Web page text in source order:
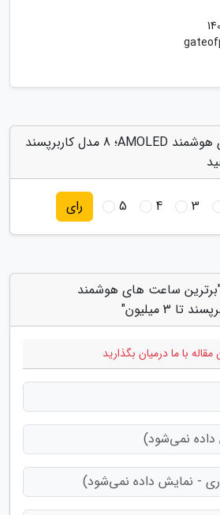
به "برترین ساعت های هوشمند AMOLED؛ 8 مدل کاربرپسند
3
4
5 رای
"برترین ساعت های هوشمند
با ما درمیان بگذارید